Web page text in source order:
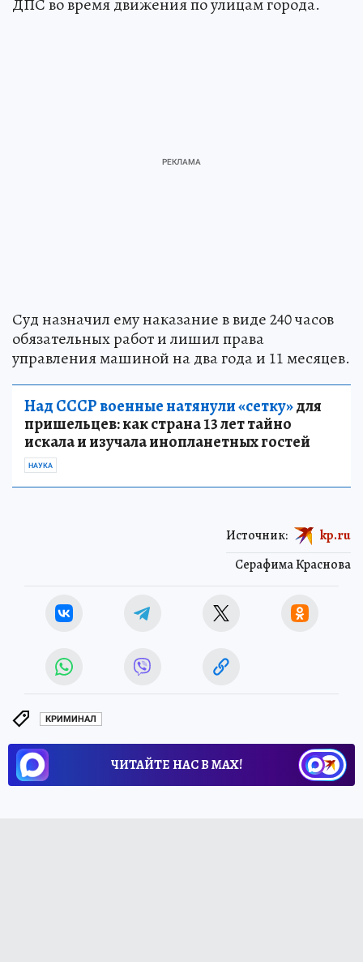
Суд назначил ему наказание в виде 240 часов
обязательных работ и лишил права
управления машиной на два года и 11 месяцев.
Над СССР военные натянули «сетку»для
пришельцев: как страна 13 лет тайно
искала и изучала инопланетных гостей
НАУКА
Серафима Краснова
Источник: kp.ru
КРИМИНАЛ
ЧИТАЙТЕ НАС В МАХ!